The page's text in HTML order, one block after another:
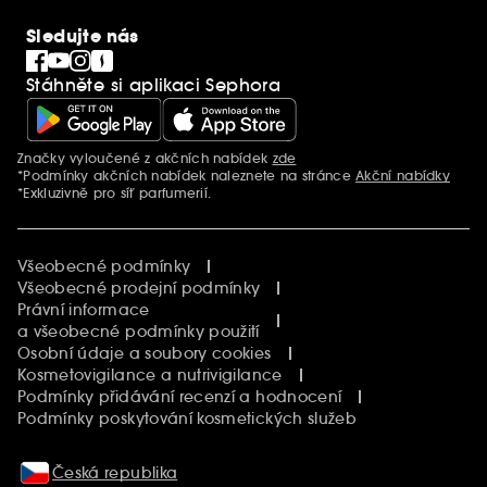
Blog Sephora
Singles´ Day
Black Friday
Cyber Monday
Vánoce
Sledujte nás
Stáhněte si aplikaci Sephora
Další informace
Značky vyloučené z akčních nabídek zde
*Podmínky akčních nabídek naleznete na stránceAkční nabídky
*Exkluzivně pro síť parfumerií.
Všeobecné podmínky
Všeobecné prodejní podmínky
Právní informace
a všeobecné podmínky použití
Osobní údaje a soubory cookies
Kosmetovigilance a nutrivigilance
Podmínky přidávání recenzí a hodnocení
Podmínky poskytování kosmetických služeb
Česká republika